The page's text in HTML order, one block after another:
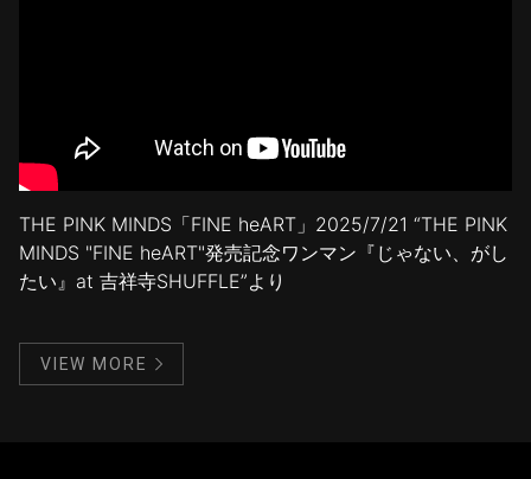
THE PINK MINDS「FINE heART」2025/7/21 “THE PINK
MINDS "FINE heART"発売記念ワンマン『じゃない、がし
たい』at 吉祥寺SHUFFLE”より
VIEW MORE